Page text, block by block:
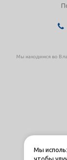
Мы находимся во
Мы
чтобы